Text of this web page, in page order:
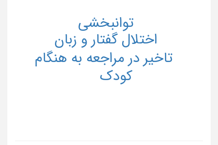
اختلال گفتار و زبان
تاخير در مراجعه به هنگام
توانبخشی
کودک